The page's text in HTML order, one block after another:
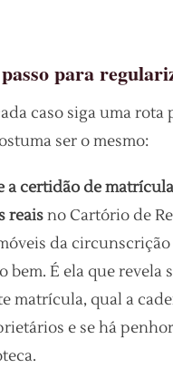
passo para
caso siga uma rota
ser o mesmo:
a certidão de
reaisno Cartório de
da
bem. É ela que revela
matrícula, qual a
e se há